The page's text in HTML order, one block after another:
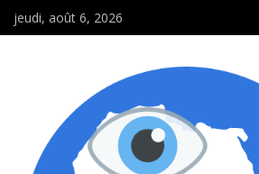
jeudi, août 6, 2026